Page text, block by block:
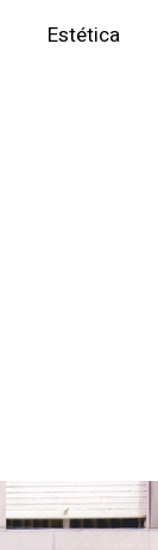
Estética